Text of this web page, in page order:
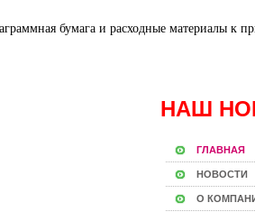
НАШ
ГЛАВНАЯ
НОВОСТИ
О